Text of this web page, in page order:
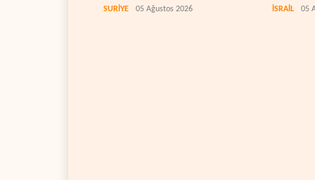
SURİYE 05 Ağustos 2026 İSRAİL 05